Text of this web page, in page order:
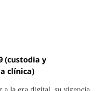
(custodia y
clínica)